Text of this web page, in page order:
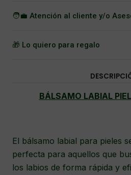
🧑‍💼 Atención al cliente y/o
🎁 Lo quiero para regalo
BÁLSAMO LABIAL
El bálsamo labial para pieles
perfecta para aquellos que
los labios de forma rápida y